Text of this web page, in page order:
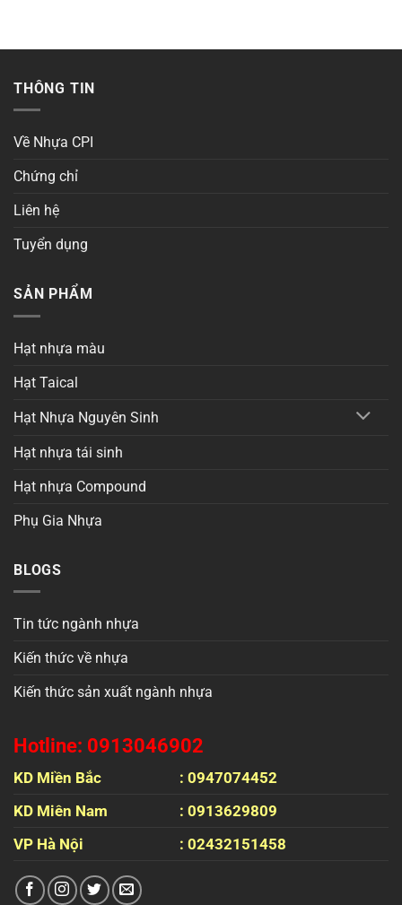
THÔNG TIN
Về Nhựa CPI
Chứng chỉ
Liên hệ
Tuyển dụng
SẢN PHẨM
Hạt nhựa màu
Hạt Taical
Hạt Nhựa Nguyên Sinh
Hạt nhựa tái sinh
Hạt nhựa Compound
Phụ Gia Nhựa
BLOGS
Tin tức ngành nhựa
Kiến thức về nhựa
Kiến thức sản xuất ngành nhựa
Hotline: 0913046902
KD Miền Bắc
: 0947074452
KD Miên Nam
: 0913629809
VP Hà Nội
: 02432151458